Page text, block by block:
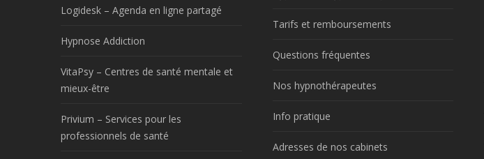
Logidesk – Agenda en ligne partagé
Hypnose Addiction
VitaPsy – Centres de santé mentale et
mieux-être
Privium – Services pour les
professionnels de santé
Tarifs et remboursements
Questions fréquentes
Nos hypnothérapeutes
Info pratique
Adresses de nos cabinets